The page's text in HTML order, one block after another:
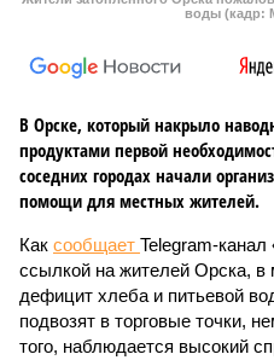
воды (кадр:
В Орске, который накрыло
продуктами первой
соседних городах начали
помощи для местных жителей.
Как сообщает Telegram-
ссылкой на жителей Орска, в
дефицит хлеба и питьевой
подвозят в торговые точки,
того, наблюдается высокий